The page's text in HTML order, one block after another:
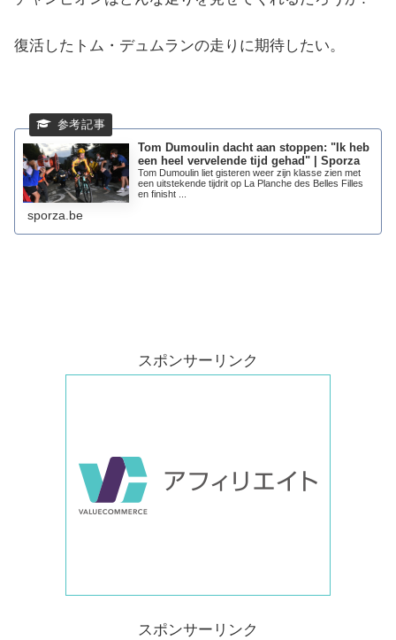
復活したトム・デュムランの走りに期待したい。
Tom Dumoulin dacht aan stoppen: "Ik heb
een heel vervelende tijd gehad" | Sporza
Tom Dumoulin liet gisteren weer zijn klasse zien met
een uitstekende tijdrit op La Planche des Belles Filles
en finisht ...
sporza.be
スポンサーリンク
スポンサーリンク